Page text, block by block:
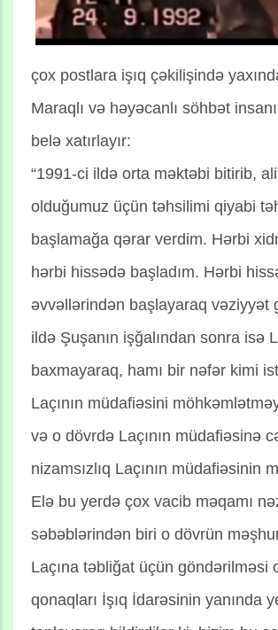
çox postlara işıq çəkilişində
Maraqlı və həyəcanlı söhbət
belə xatırlayır:
“1991-ci ildə orta məktəbi bitirib,
olduğumuz üçün təhsilimi qiyabi
başlamağa qərar verdim. Hərbi
hərbi hissədə başladım. Hərbi
əvvəllərindən başlayaraq vəziyyət
ildə Şuşanın işğalından sonra isə
baxmayaraq, hamı bir nəfər kimi
Laçının müdafiəsini
və o dövrdə Laçının müdafiəsinə
nizamsızlıq Laçının müdafiəsinin
Elə bu yerdə çox vacib məqamı
səbəblərindən biri o dövrün
Laçına təbliğat üçün göndərilməsi
qonaqları İşıq İdarəsinin yanında